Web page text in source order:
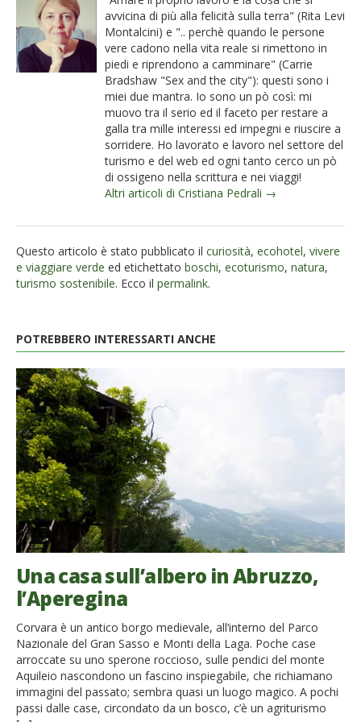
avvicina di più alla felicità sulla terra" (Rita Levi
Montalcini) e ".. perchè quando le persone
vere cadono nella vita reale si rimettono in
piedi e riprendono a camminare" (Carrie
Bradshaw "Sex and the city"): questi sono i
miei due mantra. Io sono un pò così: mi
muovo tra il serio ed il faceto per restare a
galla tra mille interessi ed impegni e riuscire a
sorridere. Ho lavorato e lavoro nel settore del
turismo e del web ed ogni tanto cerco un pò
di ossigeno nella scrittura e nei viaggi!
Altri articoli di Cristiana Pedrali →
Questo articolo è stato pubblicato il curiosità, ecohotel, vivere
e viaggiare verde ed etichettato boschi, ecoturismo, natura,
turismo sostenibile. Ecco il permalink.
POTREBBERO INTERESSARTI ANCHE
Una casa sull’albero in Abruzzo,
l’Aperegina
Corvara è un antico borgo medievale, all’interno del Parco
Nazionale del Gran Sasso e Monti della Laga. Poche case
arroccate su uno sperone roccioso, sulle pendici del monte
Aquileio nascondono un fascino inspiegabile, che richiamano
immagini del passato; sembra quasi un luogo magico. A pochi
passi dalle case, circondato da un bosco, c’è un agriturismo